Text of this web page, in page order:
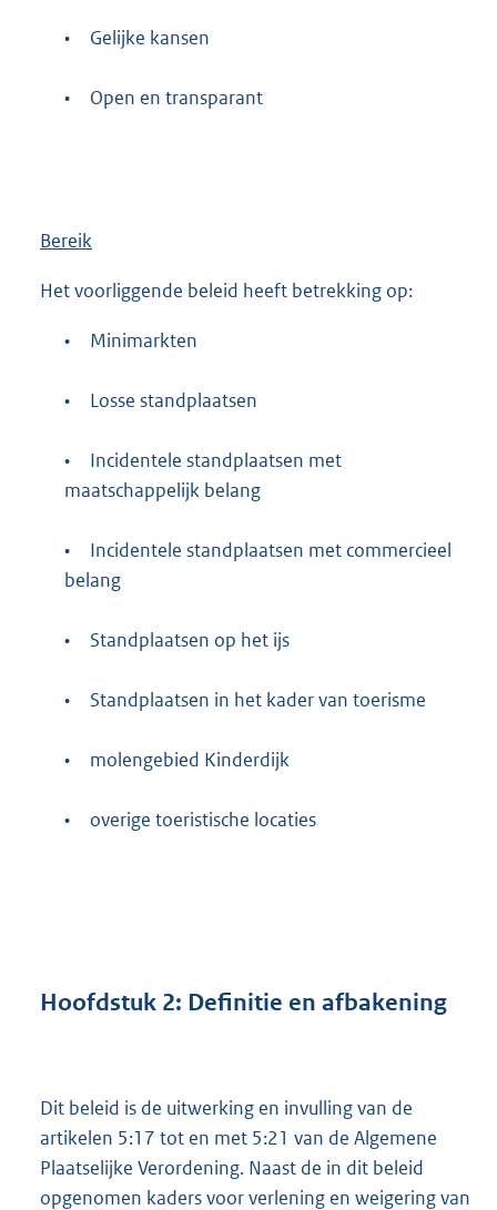
• Gelijke kansen
• Open en transparant
Bereik
Het voorliggende beleid heeft betrekking op:
• Minimarkten
• Losse standplaatsen
•
Incidentele standplaatsen met
maatschappelijk belang
•
Incidentele standplaatsen met commercieel
belang
• Standplaatsen op het ijs
• Standplaatsen in het kader van toerisme
• molengebied Kinderdijk
• overige toeristische locaties
Hoofdstuk 2: Definitie en afbakening
Dit beleid is de uitwerking en invulling van de
artikelen 5:17 tot en met 5:21 van de Algemene
Plaatselijke Verordening. Naast de in dit beleid
opgenomen kaders voor verlening en weigering van